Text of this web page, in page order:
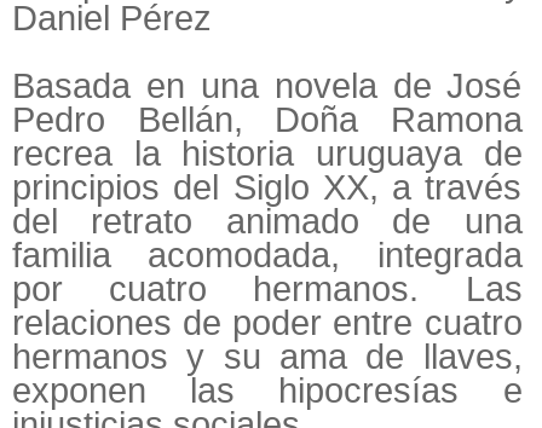
Daniel Pérez
Basada en una novela de José
Pedro Bellán, Doña Ramona
recrea la historia uruguaya de
principios del Siglo XX, a través
del retrato animado de una
familia acomodada, integrada
por cuatro hermanos. Las
relaciones de poder entre cuatro
hermanos y su ama de llaves,
exponen las hipocresías e